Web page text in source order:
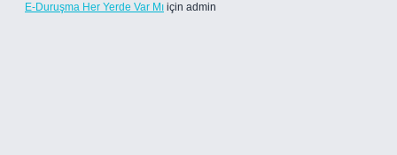
E-Duruşma Her Yerde Var Mı için admin